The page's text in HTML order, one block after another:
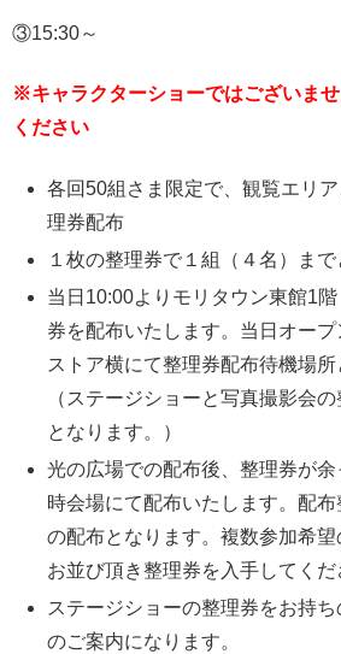
③15:30～
※キャラクターショーではございま
ください
各回50組さま限定で、観覧エリ
理券配布
１枚の整理券で１組（４名）まで
当日10:00よりモリタウン東館1
券を配布いたします。当日オー
ストア横にて整理券配布待機場所
（ステージショーと写真撮影会
となります。）
光の広場での配布後、整理券が
時会場にて配布いたします。配
の配布となります。複数参加希
お並び頂き整理券を入手してくだ
ステージショーの整理券をお持
のご案内になります。